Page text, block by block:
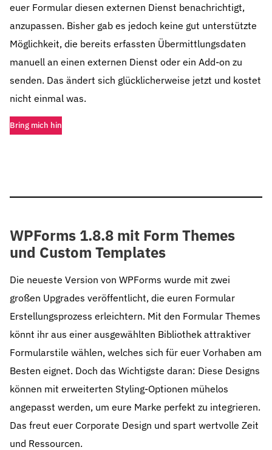
euer Formular diesen externen Dienst benachrichtigt,
anzupassen. Bisher gab es jedoch keine gut unterstützte
Möglichkeit, die bereits erfassten Übermittlungsdaten
manuell an einen externen Dienst oder ein Add-on zu
senden. Das ändert sich glücklicherweise jetzt und kostet
nicht einmal was.
Bring mich hin
WPForms 1.8.8 mit Form Themes
und Custom Templates
Die neueste Version von WPForms wurde mit zwei
großen Upgrades veröffentlicht, die euren Formular
Erstellungsprozess erleichtern. Mit den Formular Themes
könnt ihr aus einer ausgewählten Bibliothek attraktiver
Formularstile wählen, welches sich für euer Vorhaben am
Besten eignet. Doch das Wichtigste daran: Diese Designs
können mit erweiterten Styling-Optionen mühelos
angepasst werden, um eure Marke perfekt zu integrieren.
Das freut euer Corporate Design und spart wertvolle Zeit
und Ressourcen.